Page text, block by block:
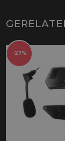
-27%